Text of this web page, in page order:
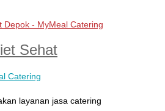
Sehat
Catering
layanan jasa catering